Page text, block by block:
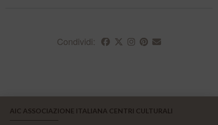
Condividi:
AIC ASSOCIAZIONE ITALIANA CENTRI CULTURALI